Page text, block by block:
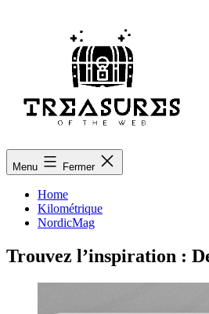
treasuresoftheweb.org
Menu Fermer
Home
Kilométrique
NordicMag
Trouvez l’inspiration :